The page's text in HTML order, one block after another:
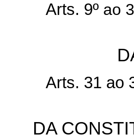
Arts. 9º ao
Arts. 31 ao
DA